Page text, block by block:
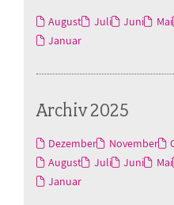
August Juli Juni Mai
Januar
Archiv 2025
Dezember November
August
Juli Juni Mai
Januar